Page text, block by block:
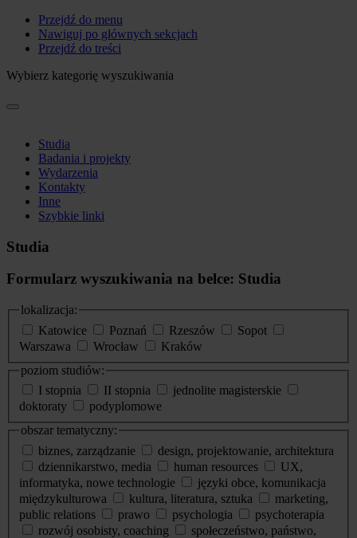
Przejdź do menu
Nawiguj po głównych sekcjach
Przejdź do treści
Wybierz kategorię wyszukiwania
Studia
Badania i projekty
Wydarzenia
Kontakty
Inne
Szybkie linki
Studia
Formularz wyszukiwania na belce: Studia
lokalizacja:
Katowice
Poznań Rzeszów
Sopot
Warszawa
Wrocław
Kraków
poziom studiów:
I stopnia
II stopnia
jednolite magisterskie
doktoraty
podyplomowe
obszar tematyczny:
biznes, zarządzanie
design, projektowanie, architektura
dziennikarstwo, media
human resources
UX,
informatyka, nowe technologie
języki obce, komunikacja
międzykulturowa
kultura, literatura, sztuka
marketing,
public relations
prawo psychologia
psychoterapia
rozwój osobisty, coaching
społeczeństwo, państwo,